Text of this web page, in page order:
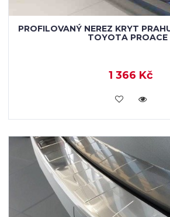
PROFILOVANÝ NEREZ KRYT
TOYOTA PROACE
1 366 Kč
KOUPIT